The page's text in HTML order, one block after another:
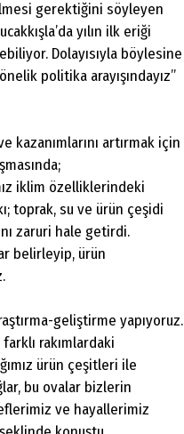
gerektiğini söyleyen
yılın ilk eriği
Dolayısıyla böylesine
politika arayışındayız’’
kazanımlarını artırmak için
iklim özelliklerindeki
toprak, su ve ürün çeşidi
zaruri hale getirdi.
belirleyip, ürün
geliştirme yapıyoruz.
rakımlardaki
ürün çeşitleri ile
bu ovalar bizlerin
ve hayallerimiz